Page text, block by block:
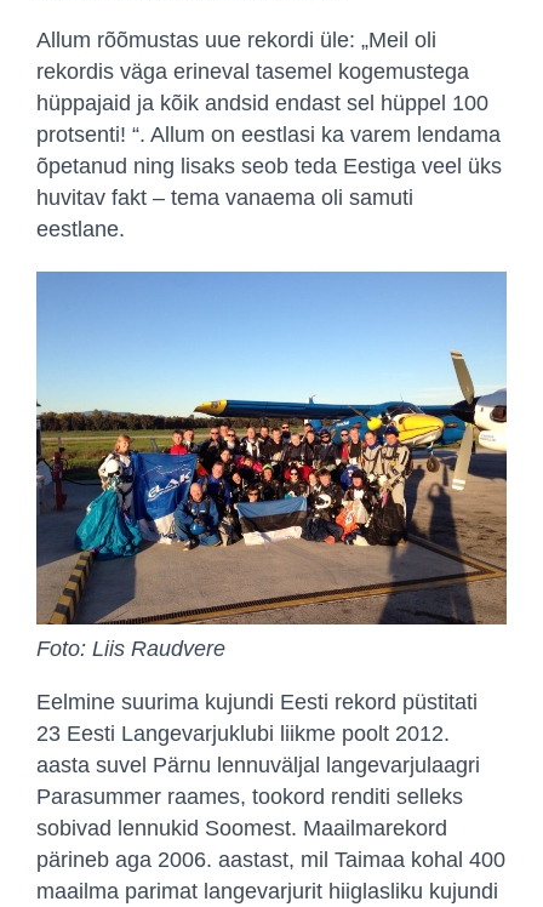
Allum rõõmustas uue rekordi üle: „Meil oli
rekordis väga erineval tasemel kogemustega
hüppajaid ja kõik andsid endast sel hüppel 100
protsenti! “. Allum on eestlasi ka varem lendama
õpetanud ning lisaks seob teda Eestiga veel üks
huvitav fakt – tema vanaema oli samuti
eestlane.
Foto: Liis Raudvere
Eelmine suurima kujundi Eesti rekord püstitati
23 Eesti Langevarjuklubi liikme poolt 2012.
aasta suvel Pärnu lennuväljal langevarjulaagri
Parasummer raames, tookord renditi selleks
sobivad lennukid Soomest. Maailmarekord
pärineb aga 2006. aastast, mil Taimaa kohal 400
maailma parimat langevarjurit hiiglasliku kujundi